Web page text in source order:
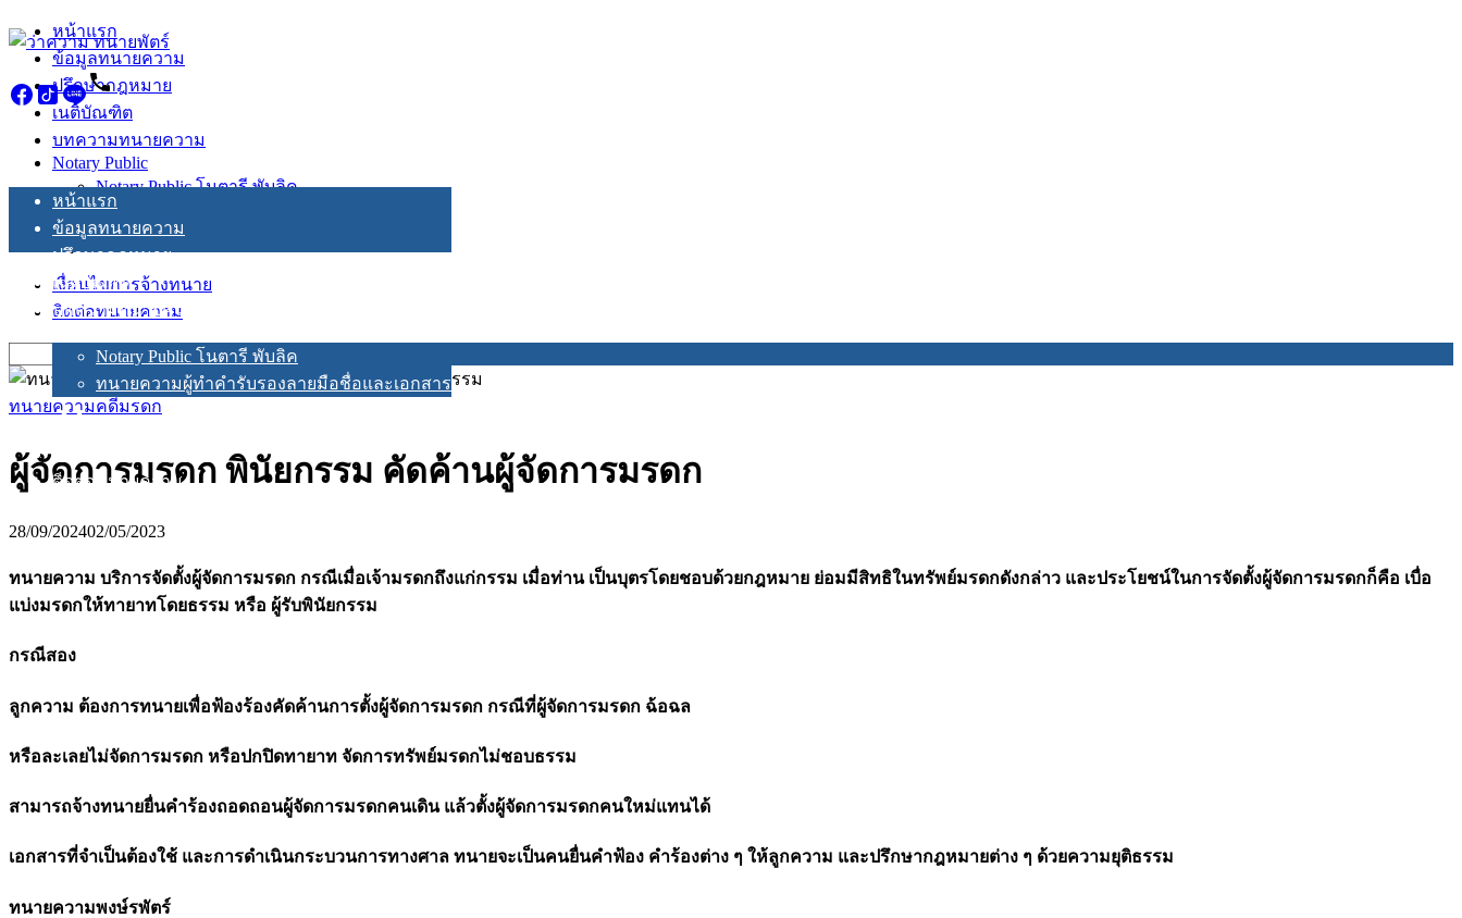
Skip
to
content
หน้าแรก
ข้อมูลทนายความ
ปรึกษากฎหมาย
เนติบัณฑิต
บทความทนายความ
Notary Public โนตารี พับลิค
ทนายความผู้ทำคำรับรองลายมือชื่อและเอกสาร
ติดต่อทนายความ
หน้าแรก
ข้อมูลทนายความ
ปรึกษากฎหมาย
เนติบัณฑิต
บทความทนายความ
Notary Public
Notary Public โนตารี พับลิค
ทนายความผู้ทำคำรับรองลายมือชื่อและเอกสาร
เงื่อนไขการจ้างทนาย
ติดต่อทนายความ
for:
ทนายความคดีมรดก
ผู้จัดการมรดก พินัยกรรม คัดค้านผู้จัดการมรดก
28/09/202402/05/2023
ทนายความ บริการจัดตั้งผู้จัดการมรดก กรณีเมื่อเจ้ามรดกถึงแก่กรรม เมื่อท่าน เป็นบุตรโดยชอบด้วยกฎหมาย ย่อมมีสิทธิในทรัพย์มรดกดังกล่าว และประโยชน์ในการจัดตั้งผู้จัดการมรดกก็คือ เบื่อ
แบ่งมรดกให้ทายาทโดยธรรม หรือ ผู้รับพินัยกรรม
กรณีสอง
ลูกความ ต้องการทนายเพื่อฟ้องร้องคัดค้านการตั้งผู้จัดการมรดก กรณีที่ผู้จัดการมรดก ฉ้อฉล
หรือละเลยไม่จัดการมรดก หรือปกปิดทายาท จัดการทรัพย์มรดกไม่ชอบธรรม
สามารถจ้างทนายยื่นคำร้องถอดถอนผู้จัดการมรดกคนเดิน แล้วตั้งผู้จัดการมรดกคนใหม่แทนได้
เอกสารที่จำเป็นต้องใช้ และการดำเนินกระบวนการทางศาล ทนายจะเป็นคนยื่นคำฟ้อง คำร้องต่าง ๆ ให้ลูกความ และปรึกษากฎหมายต่าง ๆ ด้วยความยุติธรรม
ทนายความพงษ์รพัตร์